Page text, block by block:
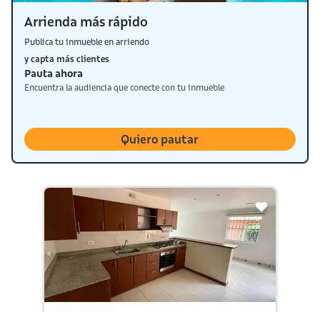
Arrienda más rápido
Publica tu inmueble en arriendo
y capta más clientes
Pauta ahora
Encuentra la audiencia que conecte con tu inmueble
Quiero pautar